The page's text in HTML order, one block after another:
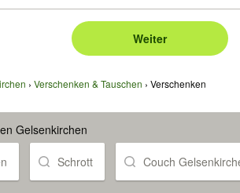
Weiter
Verschenken & Tauschen Verschenken
Gelsenkirchen
Schrott Couch